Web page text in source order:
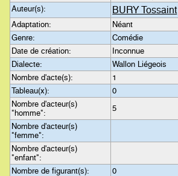
Auteur(s):
BURY Tossaint
Adaptation:
Néant
Genre:
Comédie
Date de création:
Inconnue
Dialecte:
Wallon Liégeois
Nombre d'acte(s):
1
Tableau(x):
0
Nombre d'acteur(s)
"homme":
5
Nombre d'acteur(s)
"femme":
Nombre d'acteur(s)
"enfant":
Nombre de figurant(s):
0